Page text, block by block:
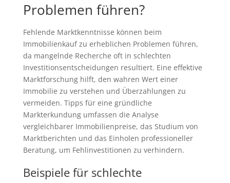
Problemen führen?
Fehlende Marktkenntnisse können beim
Immobilienkauf zu erheblichen Problemen führen,
da mangelnde Recherche oft in schlechten
Investitionsentscheidungen resultiert. Eine effektive
Marktforschung hilft, den wahren Wert einer
Immobilie zu verstehen und Überzahlungen zu
vermeiden. Tipps für eine gründliche
Markterkundung umfassen die Analyse
vergleichbarer Immobilienpreise, das Studium von
Marktberichten und das Einholen professioneller
Beratung, um Fehlinvestitionen zu verhindern.
Beispiele für schlechte